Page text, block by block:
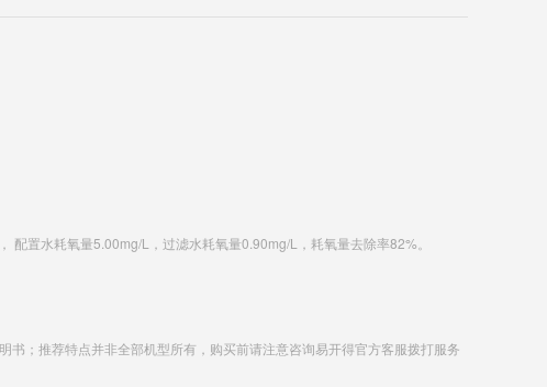
置水耗氧量5.00mg/L，过滤水耗氧量0.90mg/L，耗氧量去除率82%。
；推荐特点并非全部机型所有，购买前请注意咨询易开得官方客服拨打服务